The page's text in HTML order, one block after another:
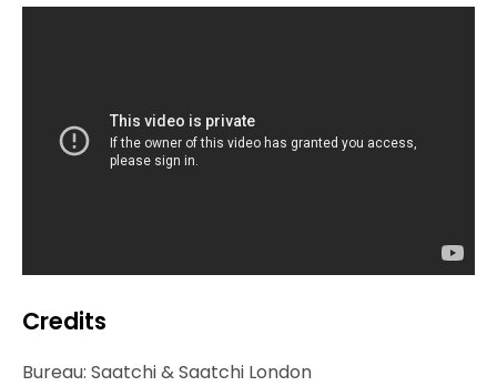
Credits
Bureau: Saatchi & Saatchi London